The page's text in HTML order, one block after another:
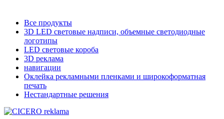
Все продукты
3D LED световые надписи, объемные светодиодные
логотипы
LED световые короба
3D реклама
навигации
Оклейка рекламными пленками и широкоформатная
печать
Нестандартные решения